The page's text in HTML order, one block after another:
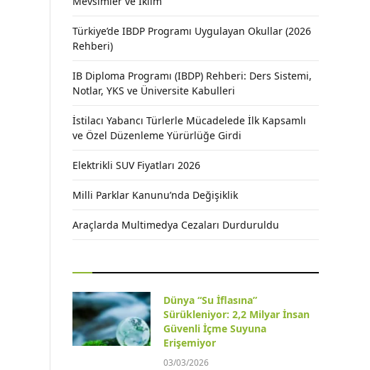
Türkiye’de IBDP Programı Uygulayan Okullar (2026
Rehberi)
IB Diploma Programı (IBDP) Rehberi: Ders Sistemi,
Notlar, YKS ve Üniversite Kabulleri
İstilacı Yabancı Türlerle Mücadelede İlk Kapsamlı
ve Özel Düzenleme Yürürlüğe Girdi
Elektrikli SUV Fiyatları 2026
Milli Parklar Kanunu’nda Değişiklik
Araçlarda Multimedya Cezaları Durduruldu
Dünya “Su İflasına”
Sürükleniyor: 2,2 Milyar İnsan
Güvenli İçme Suyuna
Erişemiyor
03/03/2026